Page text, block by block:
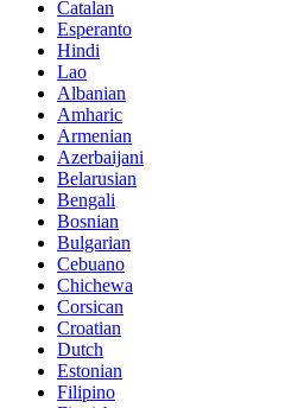
Catalan
Esperanto
Hindi
Lao
Albanian
Amharic
Armenian
Azerbaijani
Belarusian
Bengali
Bosnian
Bulgarian
Cebuano
Chichewa
Corsican
Croatian
Dutch
Estonian
Filipino